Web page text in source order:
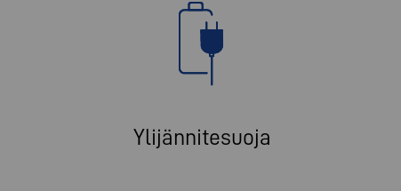
Ylijännitesuoja